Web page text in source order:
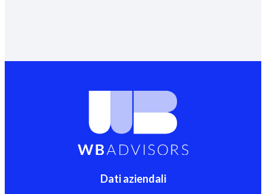
Dati aziendali